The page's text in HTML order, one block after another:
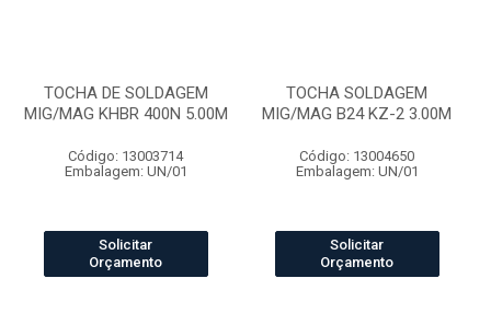
TOCHA DE SOLDAGEM
MIG/MAG KHBR 400N 5.00M
Código: 13003714
Embalagem: UN/01
Solicitar
Orçamento
TOCHA SOLDAGEM
MIG/MAG B24 KZ-2 3.00M
Código: 13004650
Embalagem: UN/01
Solicitar
Orçamento